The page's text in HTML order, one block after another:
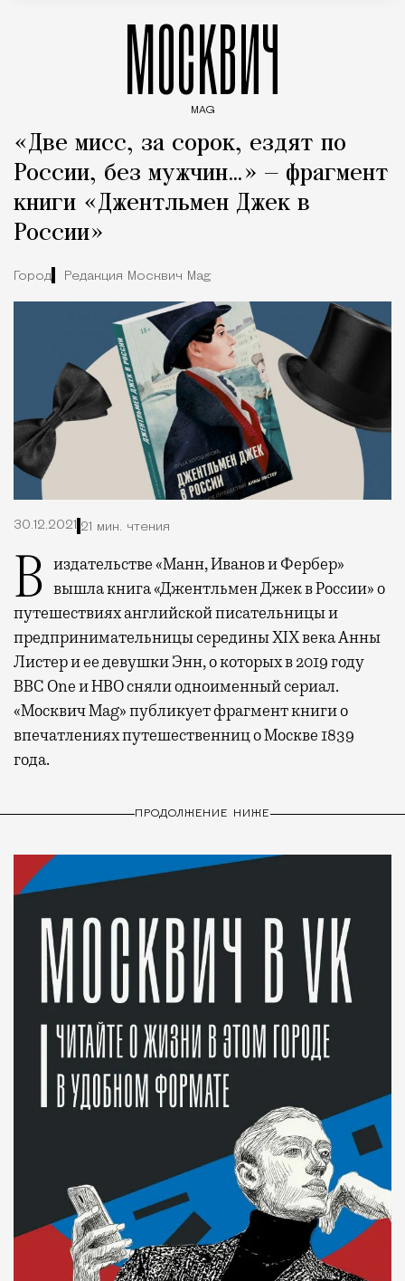
МОСКВИЧ
MAG
«Две мисс, за сорок, ездят по
России, без мужчин…» — фрагмент
книги «Джентльмен Джек в
России»
Город Редакция Москвич Mag
30.12.2021 21 мин. чтения
В издательстве «Манн, Иванов и Фербер» вышла книга «Джентльмен Джек в России» о
путешествиях английской писательницы и
предпринимательницы середины XIX века Анны
Листер и ее девушки Энн, о которых в 2019 году
BBC One и HBO сняли одноименный сериал.
«Москвич Mag» публикует фрагмент книги о
впечатлениях путешественниц о Москве 1839
года.
ПРОДОЛЖЕНИЕ НИЖЕ